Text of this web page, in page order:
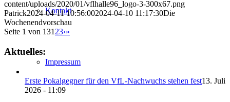
Kontakt
Impressum
content/uploads/2020/01/vflhalle96_logo-3-300x67.png
Patrick2024-04-11 10:56:002024-04-10 11:17:30Die
Wochenendvorschau
Seite 1 von 131 23›»
Aktuelles:
Erste Pokalgegner für den VfL-Nachwuchs stehen fest13. Juli
2026 - 11:09